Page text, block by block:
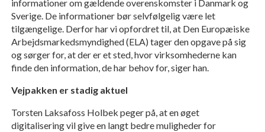
informationer om gældende overenskomster i Danmark og
Sverige. De informationer bør selvfølgelig være let
tilgængelige. Derfor har vi opfordret til, at Den Europæiske
Arbejdsmarkedsmyndighed (ELA) tager den opgave på sig
og sørger for, at der er et sted, hvor virksomhederne kan
finde den information, de har behov for, siger han.
Vejpakken er stadig aktuel
Torsten Laksafoss Holbek peger på, at en øget
digitalisering vil give en langt bedre muligheder for